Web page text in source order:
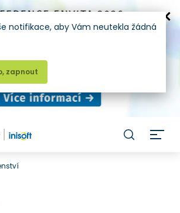
notifikace, aby Vám neutekla žádná
zapnout